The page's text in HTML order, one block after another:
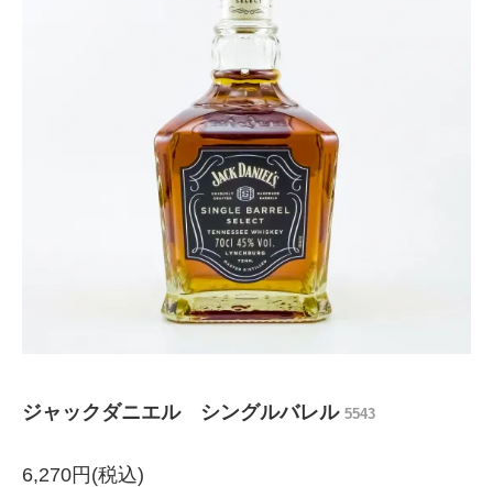
ジャックダニエル シングルバレル 5543
6,270円(税込)